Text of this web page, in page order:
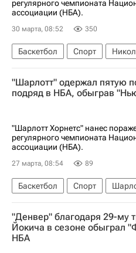
регулярного чемпионата
ассоциации (НБА).
30 марта, 08:52 350
Баскетбол Спорт
Денвер Наггетс
Индиана
Голден Стэйт Уорриорз
"Шарлотт" одержал пятую
подряд в НБА, обыграв
"Шарлотт Хорнетс" нанес
регулярного чемпионата
ассоциации (НБА).
27 марта, 08:54 89
Баскетбол Спорт
Шарлотт Хорнетс
Нью-
"Денвер" благодаря 29-му
Йокича в сезоне обыграл
НБА